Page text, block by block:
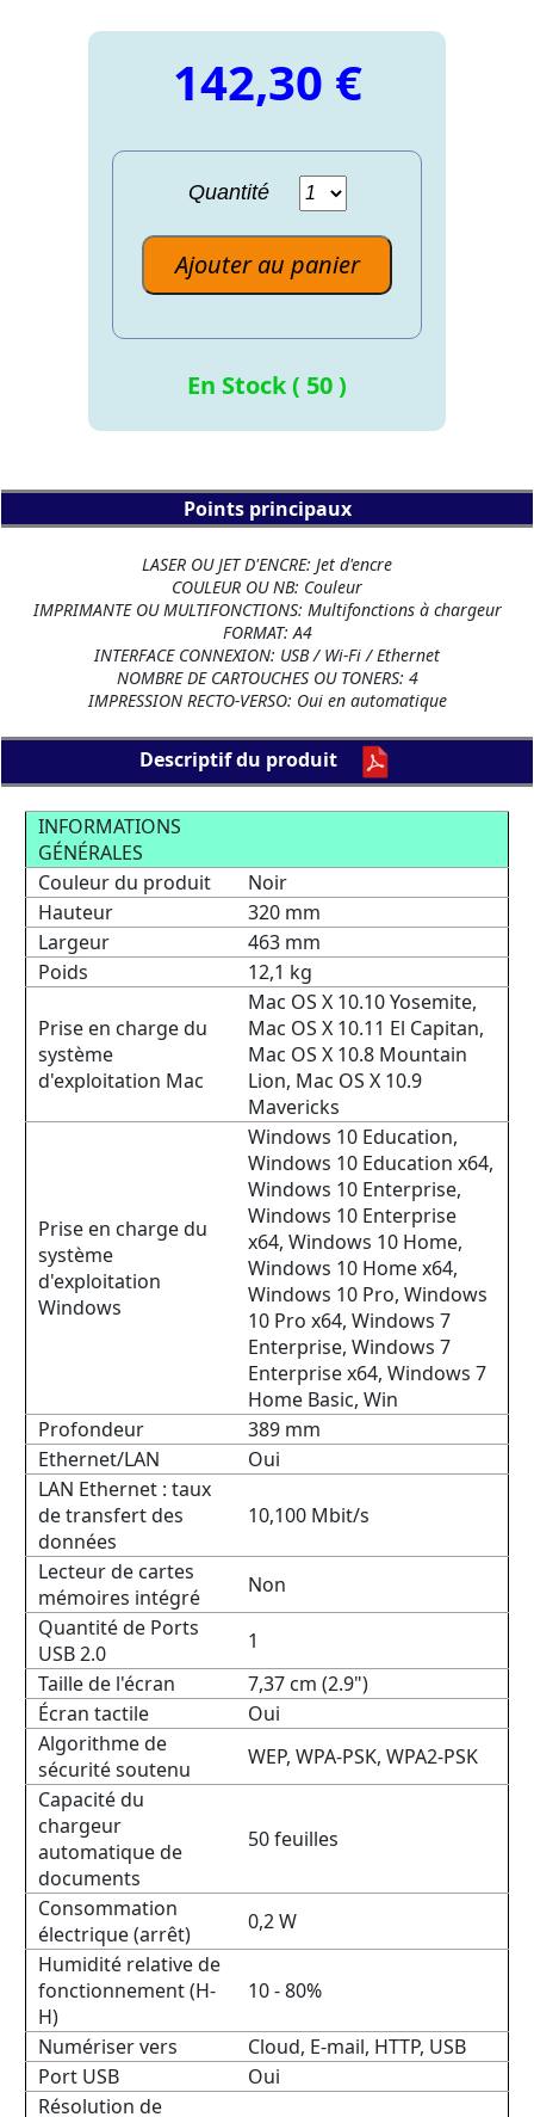
142,30 €
Quantité
Ajouter au panier
En Stock ( 50 )
Points principaux
LASER OU JET D'ENCRE: Jet d'encre
COULEUR OU NB: Couleur
IMPRIMANTE OU MULTIFONCTIONS: Multifonctions à chargeur
FORMAT: A4
INTERFACE CONNEXION: USB / Wi-Fi / Ethernet
NOMBRE DE CARTOUCHES OU TONERS: 4
IMPRESSION RECTO-VERSO: Oui en automatique
Descriptif du produit
INFORMATIONS
GÉNÉRALES
Couleur du produit
Noir
Hauteur
320 mm
Largeur
463 mm
Poids
12,1 kg
Prise en charge du
système
d'exploitation Mac
Mac OS X 10.10 Yosemite,
Mac OS X 10.11 El Capitan,
Mac OS X 10.8 Mountain
Lion, Mac OS X 10.9
Mavericks
Prise en charge du
système
d'exploitation
Windows
Windows 10 Education,
Windows 10 Education x64,
Windows 10 Enterprise,
Windows 10 Enterprise
x64, Windows 10 Home,
Windows 10 Home x64,
Windows 10 Pro, Windows
10 Pro x64, Windows 7
Enterprise, Windows 7
Enterprise x64, Windows 7
Home Basic, Win
Profondeur
389 mm
Ethernet/LAN
Oui
LAN Ethernet : taux
de transfert des
données
10,100 Mbit/s
Lecteur de cartes
mémoires intégré
Non
Quantité de Ports
USB 2.0
1
Taille de l'écran
7,37 cm (2.9")
Écran tactile
Oui
Algorithme de
sécurité soutenu
WEP, WPA-PSK, WPA2-PSK
Capacité du
chargeur
automatique de
documents
50 feuilles
Consommation
électrique (arrêt)
0,2 W
Humidité relative de
fonctionnement (H-
H)
10 - 80%
Numériser vers
Cloud, E-mail, HTTP, USB
Port USB
Oui
Résolution de